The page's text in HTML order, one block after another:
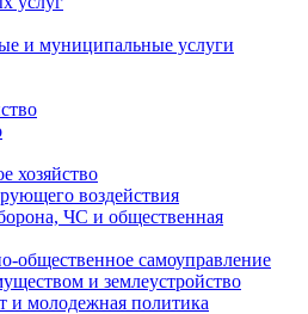
и муниципальные услуги
хозяйство
воздействия
ЧС и общественная
общественное самоуправление
и землеустройство
и молодежная политика